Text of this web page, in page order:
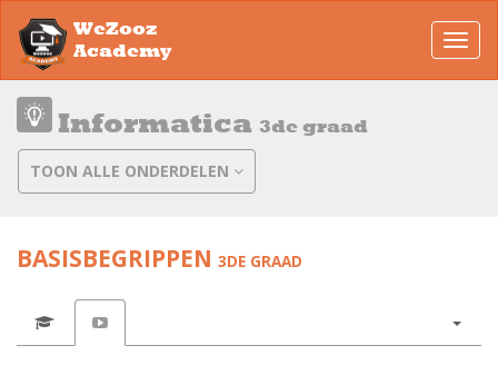
WeZooz
Academy
Informatica 3de graad
TOON ALLE ONDERDELEN
BASISBEGRIPPEN 3DE GRAAD